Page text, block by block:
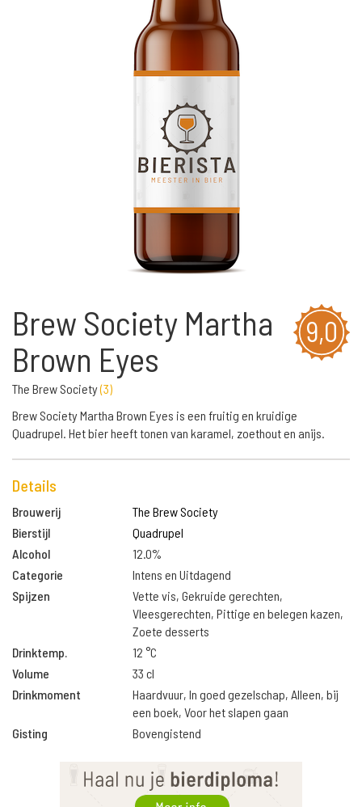
9,0
Brew Society Martha
Brown Eyes
The Brew Society(3)
Brew Society Martha Brown Eyes is een fruitig en kruidige
Quadrupel. Het bier heeft tonen van karamel, zoethout en anijs.
Details
Brouwerij
The Brew Society
Bierstijl
Quadrupel
Alcohol
12.0%
Categorie
Intens en Uitdagend
Spijzen
Vette vis, Gekruide gerechten,
Vleesgerechten, Pittige en belegen kazen,
Zoete desserts
Drinktemp.
12 °C
Volume
33 cl
Drinkmoment
Haardvuur, In goed gezelschap, Alleen, bij
een boek, Voor het slapen gaan
Gisting
Bovengistend